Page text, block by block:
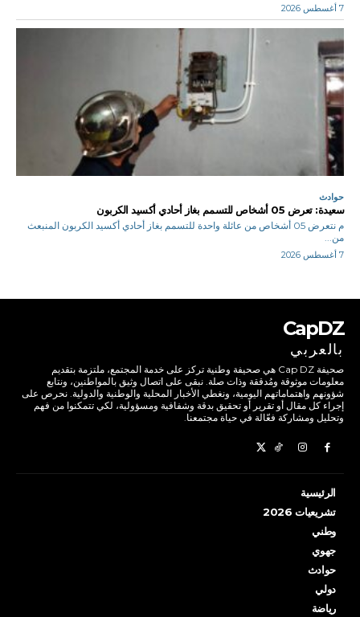
7 أغسطس 2026
حوادث
سعيدة: تعرض 05 أشخاص للتسمم بغاز أحادي أكسيد الكربون
م نتعرض 05 أشخاص من عائلة واحدة للتسمم بغاز أحادي أكسيد الكربون المنبعث
من...
7 أغسطس 2026
CapDZ
بالعربي
صحيفة Cap DZ هي صحيفة وطنية تركز على خدمة المجتمع، ملتزمة بتقديم
معلومات موثوقة ومُدققة وذات صلة. نبقى على اتصال وثيق بالمواطنين، ونتابع
شؤونهم واهتماماتهم اليومية، ونغطي الأخبار المحلية والوطنية والدولية. نحرص على
إجراء كل مقال أو تقرير أو تحقيق بدقة وشفافية ومسؤولية، لكي تتمكنوا من فهم
وتحليل ومشاركة فعّالة في حياة مجتمعنا.
الرئيسية
تشريعيات 2026
وطني
جهوي
حوادث
دولي
رياضة